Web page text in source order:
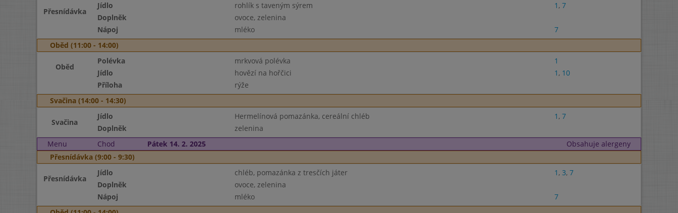
Přesnídávka
Jídlo rohlík s taveným sýrem 1 , 7
Doplněk
ovoce, zelenina
Nápoj
mléko
7
Oběd (11:00 - 14:00)
Oběd
Polévka mrkvová polévka
1
Jídlo
hovězí na hořčici 1 , 10
Příloha
rýže
Svačina (14:00 - 14:30)
Svačina
Jídlo Hermelínová pomazánka, cereální chléb 1 , 7
Doplněk
zelenina
Menu
Chod Pátek 14. 2. 2025
Obsahuje alergeny
Přesnídávka (9:00 - 9:30)
Přesnídávka
Jídlo chléb, pomazánka z tresčích játer 1 , 3, 7
Doplněk
ovoce, zelenina
Nápoj
mléko
7